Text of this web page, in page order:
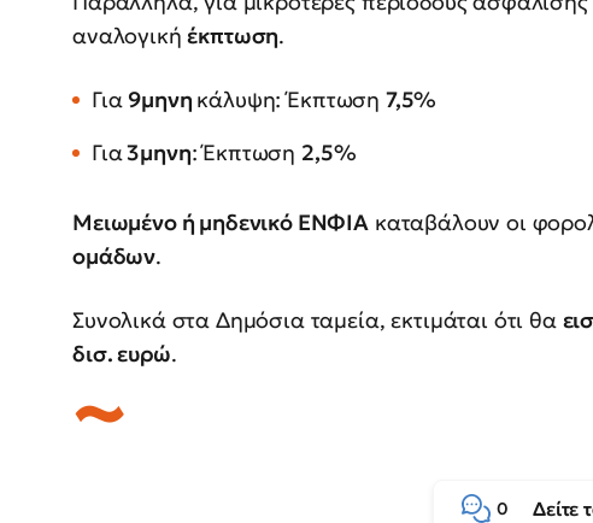
αναλογικήέκπτωση.
Για 9μηνη κάλυψη: Έκπτωση 7,5%
Για3μηνη: Έκπτωση 2,5%
Μειωμένο ή μηδενικό ΕΝΦΙΑ καταβάλουν οι
ομάδων.
Συνολικά στα Δημόσια ταμεία, εκτιμάται ότι θα
δισ. ευρώ.
0 Δείτε